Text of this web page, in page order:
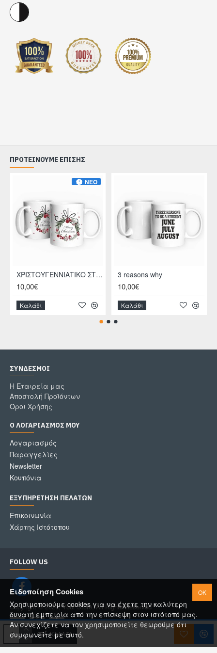
ΚΑΛΆΘΙ
ΠΡΟΤΕΊΝΟΥΜΕ ΕΠΊΣΗΣ
ΝΈΟ
ΧΡΙΣΤΟΥΓΕΝΝΙΑΤΙΚΟ ΣΤΕΦΑΝΙ
10,00€
Καλάθι
3 reasons why
10,00€
Καλάθι
ΣΎΝΔΕΣΜΟΙ
Η Εταιρεία μας
Αποστολή Προϊόντων
Όροι Χρήσης
Ο ΛΟΓΑΡΙΑΣΜΌΣ ΜΟΥ
Λογαριασμός
Παραγγελίες
Newsletter
Κουπόνια
ΕΞΥΠΗΡΈΤΗΣΗ ΠΕΛΑΤΏΝ
Επικοινωνία
Χάρτης Ιστότοπου
FOLLOW US
Copyright © 2020, Your Store, All Rights Reserved
OK
Ειδοποίηση Cookies
Χρησιμοποιούμε cookies για να έχετε την καλύτερη
δυνατή εμπειρία από την επίσκεψη στον ιστότοπό μας.
Αν συνεχίζετε να τον χρησιμοποιείτε θεωρούμε ότι
συμφωνείτε με αυτό.